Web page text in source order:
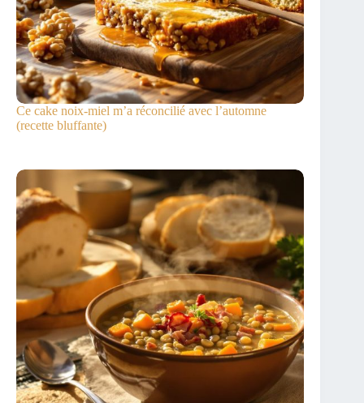
Ce cake noix-miel m’a réconcilié avec l’automne
(recette bluffante)